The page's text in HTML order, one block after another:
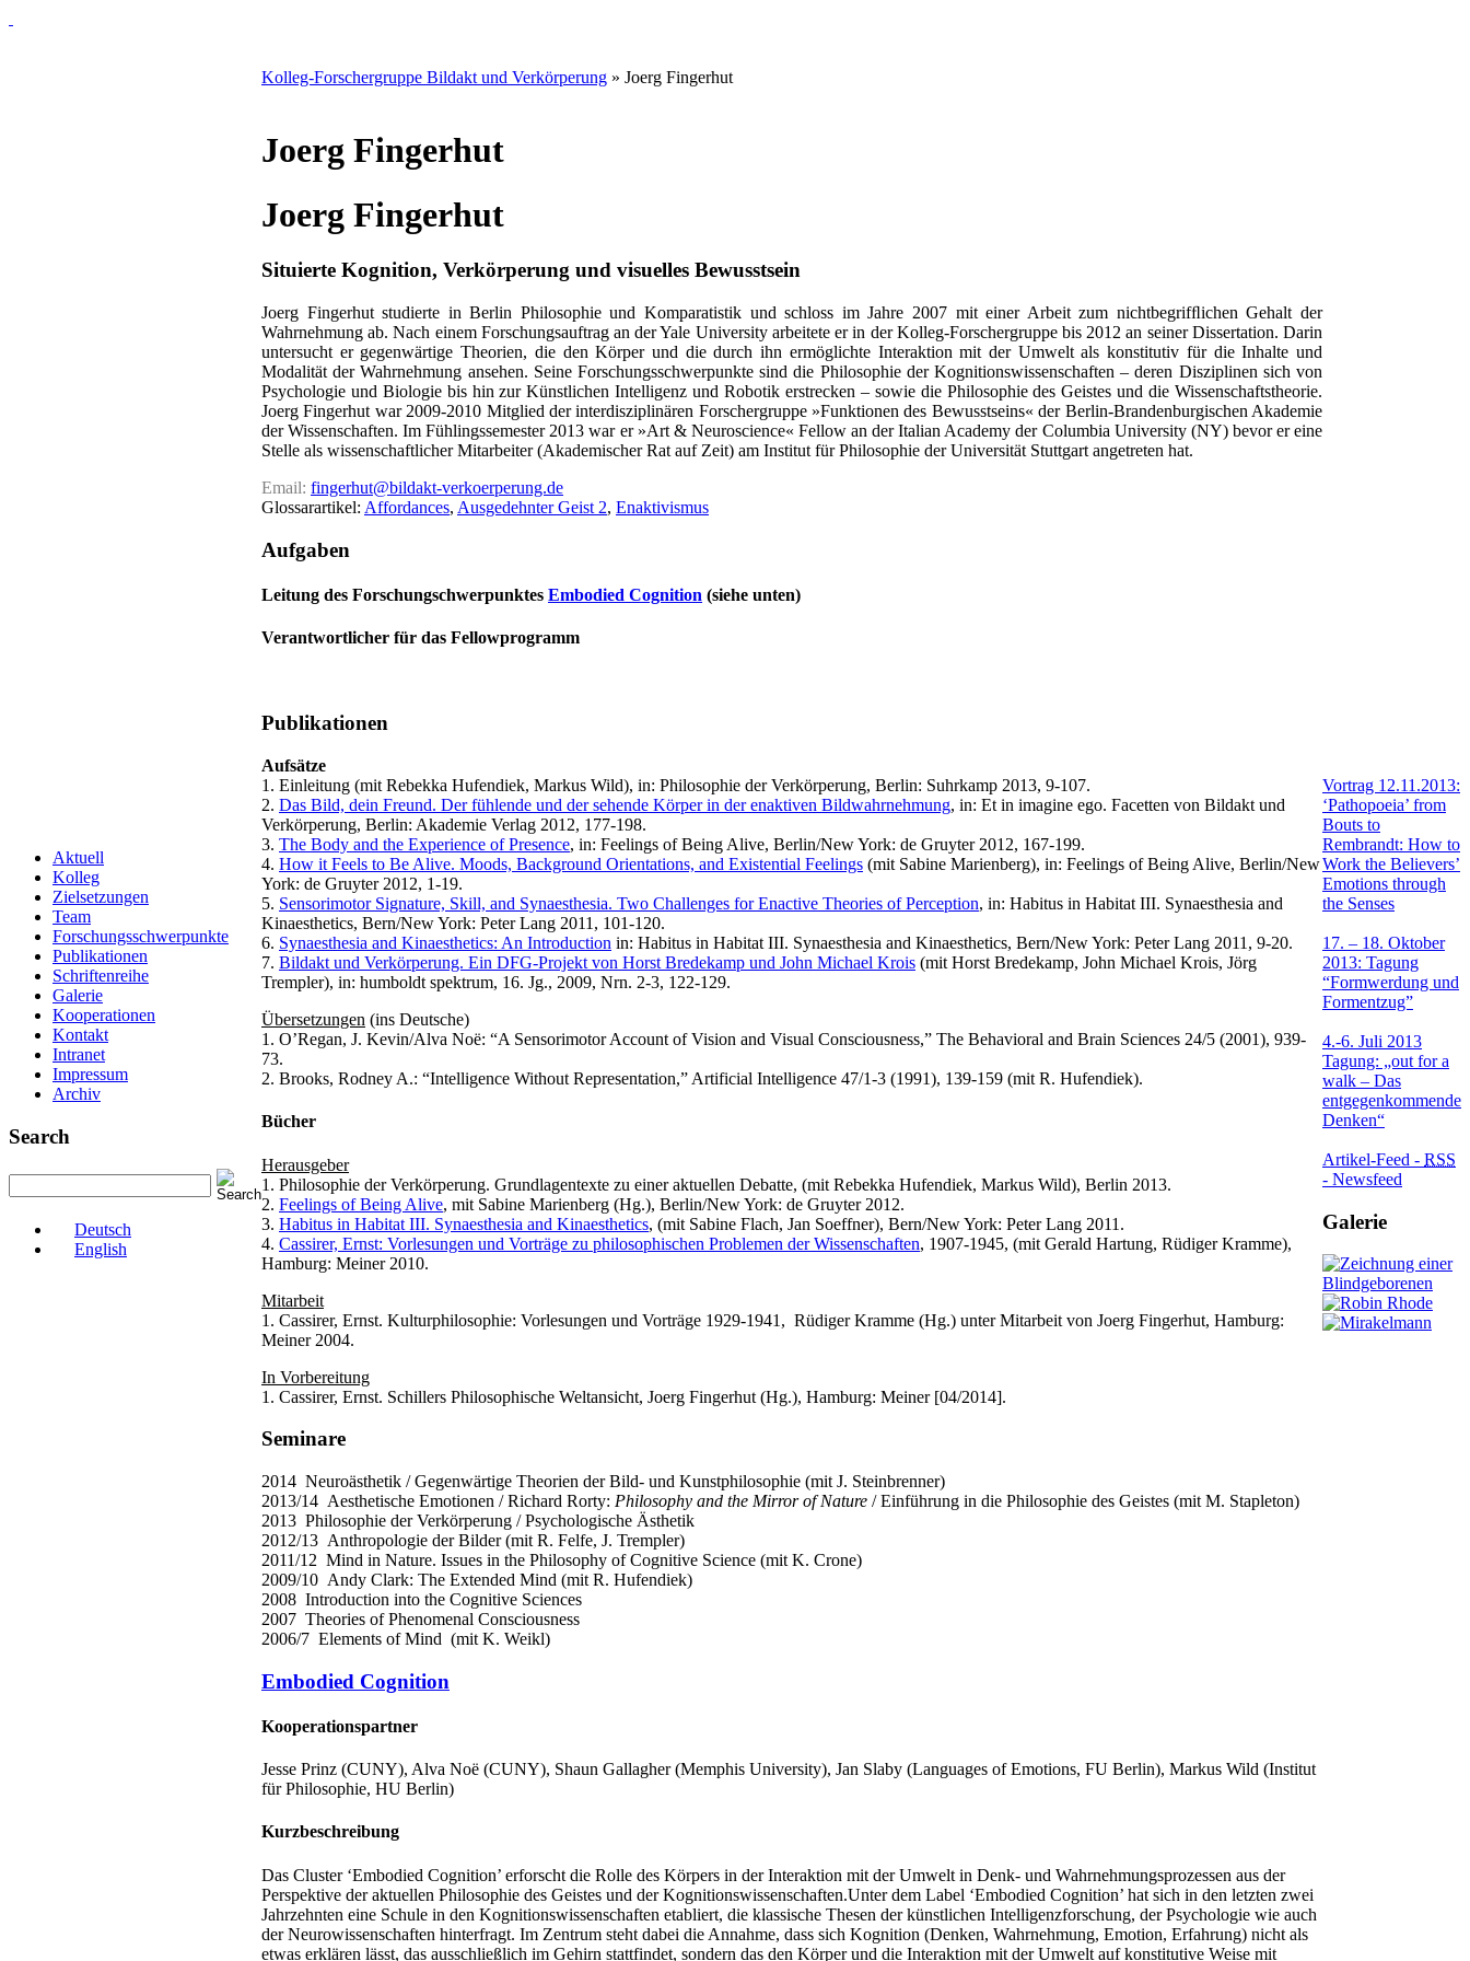
Aktuell
Kolleg
Zielsetzungen
Team
Forschungsschwerpunkte
Publikationen
Schriftenreihe
Galerie
Kooperationen
Kontakt
Intranet
Impressum
Archiv
Search
Deutsch
English
Kolleg-Forschergruppe Bildakt und Verkörperung » Joerg Fingerhut
Joerg Fingerhut
Joerg Fingerhut
Situierte Kognition, Verkörperung und visuelles Bewusstsein
Joerg Fingerhut studierte in Berlin Philosophie und Komparatistik und schloss im Jahre 2007 mit einer Arbeit zum nichtbegrifﬂichen Gehalt der
Wahrnehmung ab. Nach einem Forschungsauftrag an der Yale University arbeitete er in der Kolleg-Forschergruppe bis 2012 an seiner Dissertation. Darin
untersucht er gegenwärtige Theorien, die den Körper und die durch ihn ermöglichte Interaktion mit der Umwelt als konstitutiv für die Inhalte und
Modalität der Wahrnehmung ansehen. Seine Forschungsschwerpunkte sind die Philosophie der Kognitionswissenschaften – deren Disziplinen sich von
Psychologie und Biologie bis hin zur Künstlichen Intelligenz und Robotik erstrecken – sowie die Philosophie des Geistes und die Wissenschaftstheorie.
Joerg Fingerhut war 2009-2010 Mitglied der interdisziplinären Forschergruppe »Funktionen des Bewusstseins« der Berlin-Brandenburgischen Akademie
der Wissenschaften. Im Fühlingssemester 2013 war er »Art & Neuroscience« Fellow an der Italian Academy der Columbia University (NY) bevor er eine
Stelle als wissenschaftlicher Mitarbeiter (Akademischer Rat auf Zeit) am Institut für Philosophie der Universität Stuttgart angetreten hat.
Email: fingerhut@bildakt-verkoerperung.de
Glossarartikel: Affordances, Ausgedehnter Geist 2, Enaktivismus
Aufgaben
Leitung des Forschungschwerpunktes Embodied Cognition (siehe unten)
Verantwortlicher für das Fellowprogramm
Publikationen
Aufsätze
1. Einleitung (mit Rebekka Hufendiek, Markus Wild), in: Philosophie der Verkörperung, Berlin: Suhrkamp 2013, 9-107.
2. Das Bild, dein Freund. Der fühlende und der sehende Körper in der enaktiven Bildwahrnehmung, in: Et in imagine ego. Facetten von Bildakt und
Verkörperung, Berlin: Akademie Verlag 2012, 177-198.
3. The Body and the Experience of Presence, in: Feelings of Being Alive, Berlin/New York: de Gruyter 2012, 167-199.
4. How it Feels to Be Alive. Moods, Background Orientations, and Existential Feelings (mit Sabine Marienberg), in: Feelings of Being Alive, Berlin/New
York: de Gruyter 2012, 1-19.
5. Sensorimotor Signature, Skill, and Synaesthesia. Two Challenges for Enactive Theories of Perception, in: Habitus in Habitat III. Synaesthesia and
Kinaesthetics, Bern/New York: Peter Lang 2011, 101-120.
6. Synaesthesia and Kinaesthetics: An Introduction in: Habitus in Habitat III. Synaesthesia and Kinaesthetics, Bern/New York: Peter Lang 2011, 9-20.
7. Bildakt und Verkörperung. Ein DFG-Projekt von Horst Bredekamp und John Michael Krois (mit Horst Bredekamp, John Michael Krois, Jörg
Trempler), in: humboldt spektrum, 16. Jg., 2009, Nrn. 2-3, 122-129.
Übersetzungen (ins Deutsche)
1. O’Regan, J. Kevin/Alva Noë: “A Sensorimotor Account of Vision and Visual Consciousness,” The Behavioral and Brain Sciences 24/5 (2001), 939-
73.
2. Brooks, Rodney A.: “Intelligence Without Representation,” Artificial Intelligence 47/1-3 (1991), 139-159 (mit R. Hufendiek).
Bücher
Herausgeber
1. Philosophie der Verkörperung. Grundlagentexte zu einer aktuellen Debatte, (mit Rebekka Hufendiek, Markus Wild), Berlin 2013.
2. Feelings of Being Alive, mit Sabine Marienberg (Hg.), Berlin/New York: de Gruyter 2012.
3. Habitus in Habitat III. Synaesthesia and Kinaesthetics, (mit Sabine Flach, Jan Soeffner), Bern/New York: Peter Lang 2011.
4. Cassirer, Ernst: Vorlesungen und Vorträge zu philosophischen Problemen der Wissenschaften, 1907-1945, (mit Gerald Hartung, Rüdiger Kramme),
Hamburg: Meiner 2010.
Mitarbeit
1. Cassirer, Ernst. Kulturphilosophie: Vorlesungen und Vorträge 1929-1941, Rüdiger Kramme (Hg.) unter Mitarbeit von Joerg Fingerhut, Hamburg:
Meiner 2004.
In Vorbereitung
1. Cassirer, Ernst. Schillers Philosophische Weltansicht, Joerg Fingerhut (Hg.), Hamburg: Meiner [04/2014].
Seminare
2014 Neuroästhetik / Gegenwärtige Theorien der Bild- und Kunstphilosophie (mit J. Steinbrenner)
2013/14 Aesthetische Emotionen / Richard Rorty: Philosophy and the Mirror of Nature / Einführung in die Philosophie des Geistes (mit M. Stapleton)
2013 Philosophie der Verkörperung / Psychologische Ästhetik
2012/13 Anthropologie der Bilder (mit R. Felfe, J. Trempler)
2011/12 Mind in Nature. Issues in the Philosophy of Cognitive Science (mit K. Crone)
2009/10 Andy Clark: The Extended Mind (mit R. Hufendiek)
2008 Introduction into the Cognitive Sciences
2007 Theories of Phenomenal Consciousness
2006/7 Elements of Mind (mit K. Weikl)
Embodied Cognition
Kooperationspartner
Jesse Prinz (CUNY), Alva Noë (CUNY), Shaun Gallagher (Memphis University), Jan Slaby (Languages of Emotions, FU Berlin), Markus Wild (Institut
für Philosophie, HU Berlin)
Kurzbeschreibung
Das Cluster ‘Embodied Cognition’ erforscht die Rolle des Körpers in der Interaktion mit der Umwelt in Denk- und Wahrnehmungsprozessen aus der
Perspektive der aktuellen Philosophie des Geistes und der Kognitionswissenschaften.Unter dem Label ‘Embodied Cognition’ hat sich in den letzten zwei
Jahrzehnten eine Schule in den Kognitionswissenschaften etabliert, die klassische Thesen der künstlichen Intelligenzforschung, der Psychologie wie auch
der Neurowissenschaften hinterfragt. Im Zentrum steht dabei die Annahme, dass sich Kognition (Denken, Wahrnehmung, Emotion, Erfahrung) nicht als
etwas erklären lässt, das ausschließlich im Gehirn stattfindet, sondern das den Körper und die Interaktion mit der Umwelt auf konstitutive Weise mit
Vortrag 12.11.2013:
‘Pathopoeia’ from
Bouts to
Rembrandt: How to
Work the Believers’
Emotions through
the Senses
17. – 18. Oktober
2013: Tagung
“Formwerdung und
Formentzug”
4.-6. Juli 2013
Tagung: „out for a
walk – Das
entgegenkommende
Denken“
Artikel-Feed - RSS
- Newsfeed
Galerie